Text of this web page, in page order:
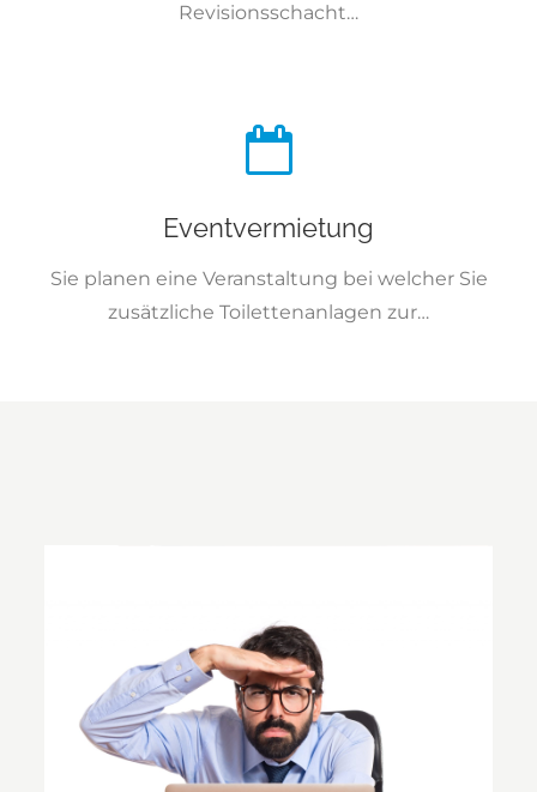
Revisionsschacht…
Eventvermietung
Sie planen eine Veranstaltung bei welcher Sie
zusätzliche Toilettenanlagen zur…